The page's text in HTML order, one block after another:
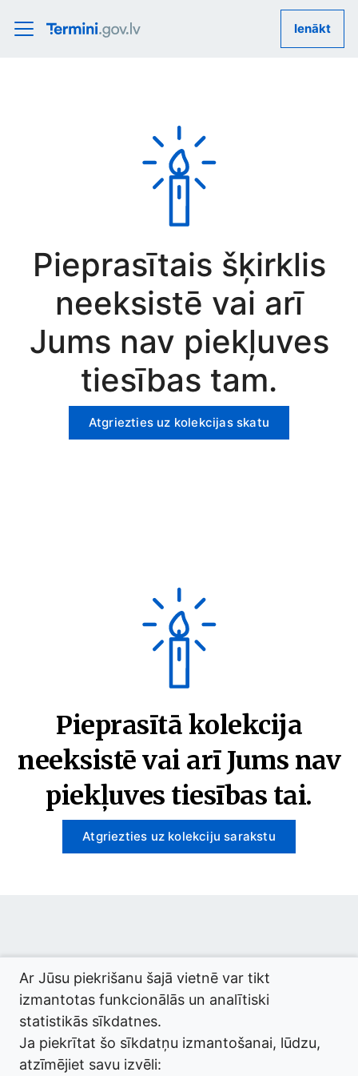
Ienākt
Pieprasītais šķirklis
neeksistē vai arī
Jums nav piekļuves
tiesības tam.
Atgriezties uz kolekcijas skatu
Pieprasītā kolekcija
neeksistē vai arī Jums nav
piekļuves tiesības tai.
Atgriezties uz kolekciju sarakstu
© 2026 termini.gov.lv. Izstrādātājs:Tilde.
Ar Jūsu piekrišanu šajā vietnē var tikt
izmantotas funkcionālās un analītiski
statistikās sīkdatnes.
Ja piekrītat šo sīkdatņu izmantošanai, lūdzu,
atzīmējiet savu izvēli: